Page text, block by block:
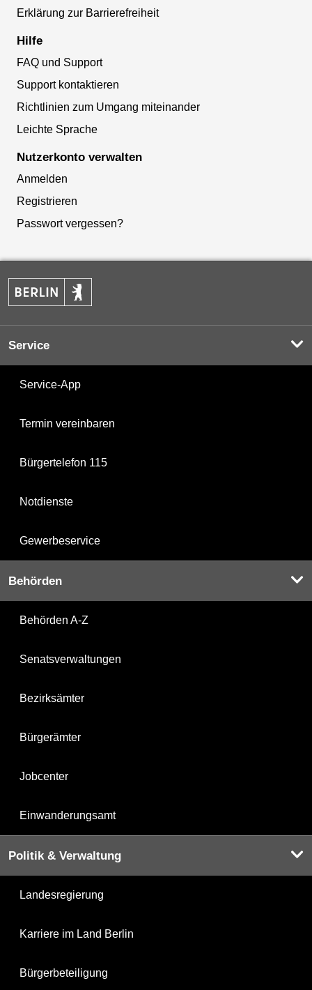
Erklärung zur Barrierefreiheit
Hilfe
FAQ und Support
Support kontaktieren
Richtlinien zum Umgang miteinander
Leichte Sprache
Nutzerkonto verwalten
Anmelden
Registrieren
Passwort vergessen?
Service
Service-App
Termin vereinbaren
Bürgertelefon 115
Notdienste
Gewerbeservice
Behörden
Behörden A-Z
Senatsverwaltungen
Bezirksämter
Bürgerämter
Jobcenter
Einwanderungsamt
Politik & Verwaltung
Landesregierung
Karriere im Land Berlin
Bürgerbeteiligung